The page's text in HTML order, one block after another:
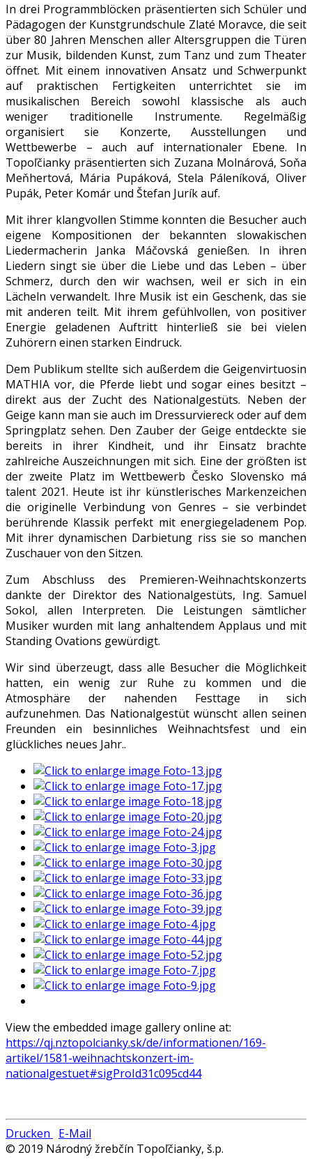
In drei Programmblöcken präsentierten sich Schüler und
Pädagogen der Kunstgrundschule Zlaté Moravce, die seit
über 80 Jahren Menschen aller Altersgruppen die Türen
zur Musik, bildenden Kunst, zum Tanz und zum Theater
öffnet. Mit einem innovativen Ansatz und Schwerpunkt
auf praktischen Fertigkeiten unterrichtet sie im
musikalischen Bereich sowohl klassische als auch
weniger traditionelle Instrumente. Regelmäßig
organisiert sie Konzerte, Ausstellungen und
Wettbewerbe – auch auf internationaler Ebene. In
Topoľčianky präsentierten sich Zuzana Molnárová, Soňa
Meňhertová, Mária Pupáková, Stela Páleníková, Oliver
Pupák, Peter Komár und Štefan Jurík auf.
Mit ihrer klangvollen Stimme konnten die Besucher auch
eigene Kompositionen der bekannten slowakischen
Liedermacherin Janka Máčovská genießen. In ihren
Liedern singt sie über die Liebe und das Leben – über
Schmerz, durch den wir wachsen, weil er sich in ein
Lächeln verwandelt. Ihre Musik ist ein Geschenk, das sie
mit anderen teilt. Mit ihrem gefühlvollen, von positiver
Energie geladenen Auftritt hinterließ sie bei vielen
Zuhörern einen starken Eindruck.
Dem Publikum stellte sich außerdem die Geigenvirtuosin
MATHIA vor, die Pferde liebt und sogar eines besitzt –
direkt aus der Zucht des Nationalgestüts. Neben der
Geige kann man sie auch im Dressurviereck oder auf dem
Springplatz sehen. Den Zauber der Geige entdeckte sie
bereits in ihrer Kindheit, und ihr Einsatz brachte
zahlreiche Auszeichnungen mit sich. Eine der größten ist
der zweite Platz im Wettbewerb Česko Slovensko má
talent 2021. Heute ist ihr künstlerisches Markenzeichen
die originelle Verbindung von Genres – sie verbindet
berührende Klassik perfekt mit energiegeladenem Pop.
Mit ihrer dynamischen Darbietung riss sie so manchen
Zuschauer von den Sitzen.
Zum Abschluss des Premieren-Weihnachtskonzerts
dankte der Direktor des Nationalgestüts, Ing. Samuel
Sokol, allen Interpreten. Die Leistungen sämtlicher
Musiker wurden mit lang anhaltendem Applaus und mit
Standing Ovations gewürdigt.
Wir sind überzeugt, dass alle Besucher die Möglichkeit
hatten, ein wenig zur Ruhe zu kommen und die
Atmosphäre der nahenden Festtage in sich
aufzunehmen. Das Nationalgestüt wünscht allen seinen
Freunden ein besinnliches Weihnachtsfest und ein
glückliches neues Jahr..
View the embedded image gallery online at:
https://qj.nztopolcianky.sk/de/informationen/169-
artikel/1581-weihnachtskonzert-im-
nationalgestuet#sigProId31c095cd44
Drucken
E-Mail
© 2019 Národný žrebčín Topoľčianky, š.p.